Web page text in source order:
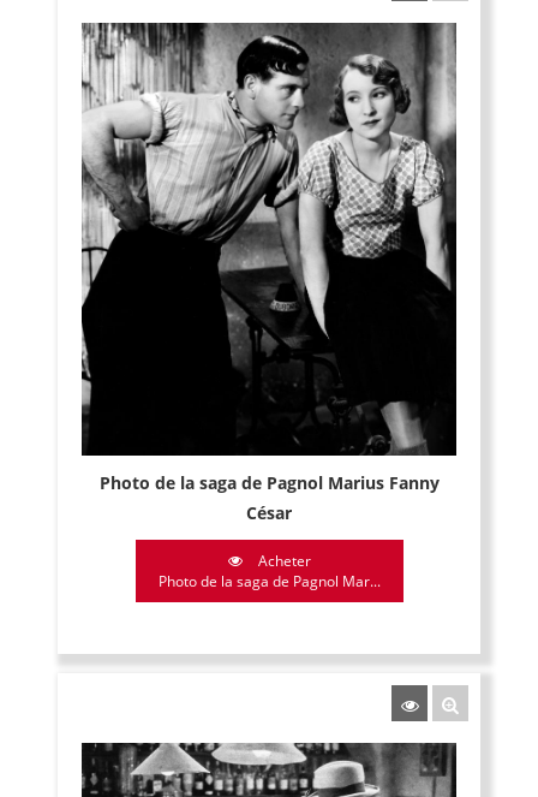
Photo de la saga de Pagnol Marius Fanny
César
Acheter
Photo de la saga de Pagnol Mar...